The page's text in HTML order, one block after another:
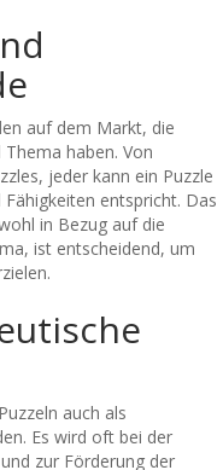
auf dem Markt, die
haben. Von
jeder kann ein Puzzle
entspricht. Das
in Bezug auf die
ist entscheidend, um
auch als
Es wird oft bei der
zur Förderung der